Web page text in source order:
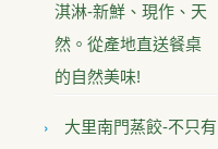
淇淋-新鮮、現作、天
然。從產地直送餐桌
的自然美味!
大里南門蒸餃-不只有